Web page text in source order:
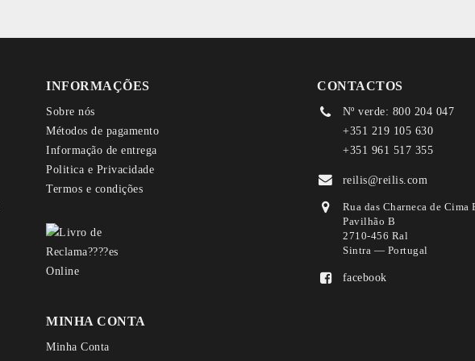
INFORMAÇÕES
Sobre nós
Métodos de pagamento
Informação de entrega
Politica e Privacidade
Termos e condições
MINHA CONTA
Minha Conta
CONTACTOS
Nº verde: 800 204 047
+351 219 105 630
+351 961 517 355
reilis@reilis.com
Rua das Charneca de Cima
Pavilhão B
2710-456 Ral
Sintra — Portugal
facebook